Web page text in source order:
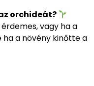
orchideát?
vagy ha a
ha a növény kinőtte a